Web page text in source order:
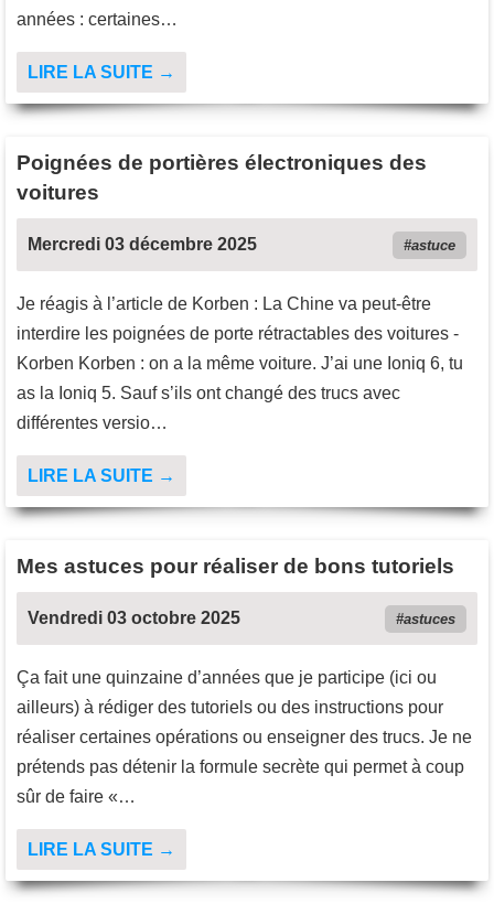
années : certaines…
LIRE LA SUITE →
Poignées de portières électroniques des
voitures
Mercredi 03 décembre 2025 astuce
Je réagis à l’article de Korben : La Chine va peut-être
interdire les poignées de porte rétractables des voitures -
Korben Korben : on a la même voiture. J’ai une Ioniq 6, tu
as la Ioniq 5. Sauf s’ils ont changé des trucs avec
différentes versio…
LIRE LA SUITE →
Mes astuces pour réaliser de bons tutoriels
Vendredi 03 octobre 2025 astuces
Ça fait une quinzaine d’années que je participe (ici ou
ailleurs) à rédiger des tutoriels ou des instructions pour
réaliser certaines opérations ou enseigner des trucs. Je ne
prétends pas détenir la formule secrète qui permet à coup
sûr de faire «…
LIRE LA SUITE →